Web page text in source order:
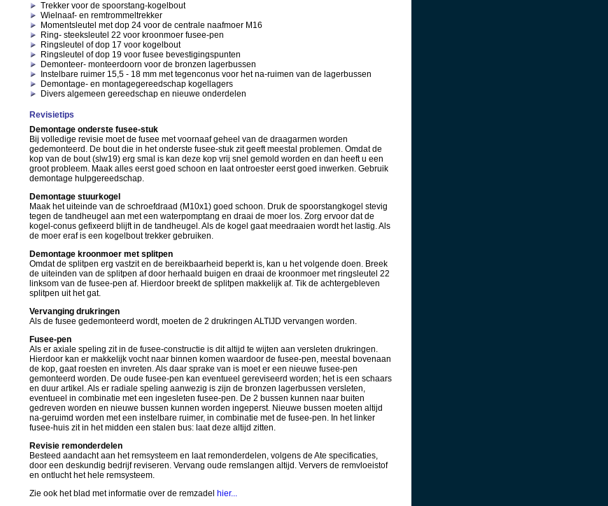
Trekker voor de spoorstang-kogelbout
Wielnaaf- en remtrommeltrekker
Momentsleutel met dop 24 voor de centrale naafmoer M16
Ring- steeksleutel 22 voor kroonmoer fusee-pen
Ringsleutel of dop 17 voor kogelbout
Ringsleutel of dop 19 voor fusee bevestigingspunten
Demonteer- monteerdoorn voor de bronzen lagerbussen
Instelbare ruimer 15,5 - 18 mm met tegenconus voor het na-ruimen van de lagerbussen
Demontage- en montagegereedschap kogellagers
Divers algemeen gereedschap en nieuwe onderdelen
Revisietips
Demontage onderste fusee-stuk
Bij volledige revisie moet de fusee met voornaaf geheel van de draagarmen worden
gedemonteerd. De bout die in het onderste fusee-stuk zit geeft meestal problemen. Omdat de
kop van de bout (slw19) erg smal is kan deze kop vrij snel gemold worden en dan heeft u een
groot probleem. Maak alles eerst goed schoon en laat ontroester eerst goed inwerken. Gebruik
demontage hulpgereedschap.
Demontage stuurkogel
Maak het uiteinde van de schroefdraad (M10x1) goed schoon. Druk de spoorstangkogel stevig
tegen de tandheugel aan met een waterpomptang en draai de moer los. Zorg ervoor dat de
kogel-conus gefixeerd blijft in de tandheugel. Als de kogel gaat meedraaien wordt het lastig. Als
de moer eraf is een kogelbout trekker gebruiken.
Demontage kroonmoer met splitpen
Omdat de splitpen erg vastzit en de bereikbaarheid beperkt is, kan u het volgende doen. Breek
de uiteinden van de splitpen af door herhaald buigen en draai de kroonmoer met ringsleutel 22
linksom van de fusee-pen af. Hierdoor breekt de splitpen makkelijk af. Tik de achtergebleven
splitpen uit het gat.
Vervanging drukringen
Als de fusee gedemonteerd wordt, moeten de 2 drukringen ALTIJD vervangen worden.
Fusee-pen
Als er axiale speling zit in de fusee-constructie is dit altijd te wijten aan versleten drukringen.
Hierdoor kan er makkelijk vocht naar binnen komen waardoor de fusee-pen, meestal bovenaan
de kop, gaat roesten en invreten. Als daar sprake van is moet er een nieuwe fusee-pen
gemonteerd worden. De oude fusee-pen kan eventueel gereviseerd worden; het is een schaars
en duur artikel. Als er radiale speling aanwezig is zijn de bronzen lagerbussen versleten,
eventueel in combinatie met een ingesleten fusee-pen. De 2 bussen kunnen naar buiten
gedreven worden en nieuwe bussen kunnen worden ingeperst. Nieuwe bussen moeten altijd
na-geruimd worden met een instelbare ruimer, in combinatie met de fusee-pen. In het linker
fusee-huis zit in het midden een stalen bus: laat deze altijd zitten.
Revisie remonderdelen
Besteed aandacht aan het remsysteem en laat remonderdelen, volgens de Ate specificaties,
door een deskundig bedrijf reviseren. Vervang oude remslangen altijd. Ververs de remvloeistof
en ontlucht het hele remsysteem.
Zie ook het blad met informatie over de remzadel hier...